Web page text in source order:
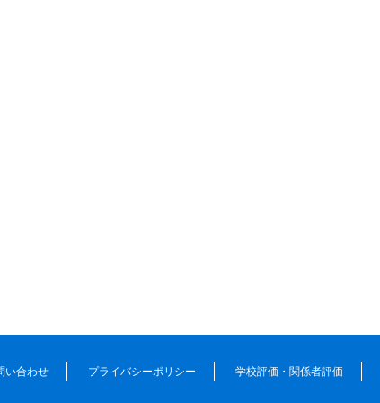
い合わせ プライバシーポリシー 学校評価・関係者評価